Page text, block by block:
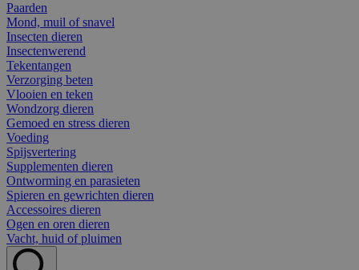
Paarden
Mond, muil of snavel
Insecten dieren
Insectenwerend
Tekentangen
Verzorging beten
Vlooien en teken
Wondzorg dieren
Gemoed en stress dieren
Voeding
Spijsvertering
Supplementen dieren
Ontworming en parasieten
Spieren en gewrichten dieren
Accessoires dieren
Ogen en oren dieren
Vacht, huid of pluimen